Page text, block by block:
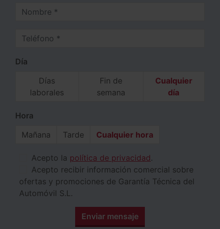
Nombre
Teléfono
Día
Días
laborales
Fin de
semana
Cualquier
día
Hora
Mañana
Tarde Cualquier hora
Acepto la política de privacidad .
Acepto recibir información comercial sobre
ofertas y promociones de Garantía Técnica del
Automóvil S.L.
Enviar mensaje